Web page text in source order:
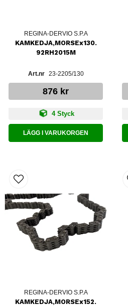
REGINA-DERVIO S.P.A
KAMKEDJA,MORSEx130.
92RH2015M
23-2205/130
876 kr
4 Styck
LÄGG I VARUKORGEN
REGINA-DERVIO S.P.A
KAMKEDJA,MORSEx152.